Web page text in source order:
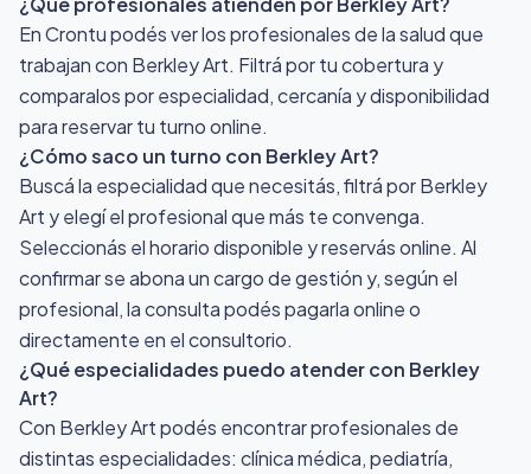
En Crontu podés ver los profesionales de la salud que
trabajan con Berkley Art. Filtrá por tu cobertura y
comparalos por especialidad, cercanía y disponibilidad
para reservar tu turno online.
¿Cómo saco un turno con Berkley Art?
Buscá la especialidad que necesitás, filtrá por Berkley
Art y elegí el profesional que más te convenga.
Seleccionás el horario disponible y reservás online. Al
confirmar se abona un cargo de gestión y, según el
profesional, la consulta podés pagarla online o
directamente en el consultorio.
¿Qué especialidades puedo atender con Berkley
Art?
Con Berkley Art podés encontrar profesionales de
distintas especialidades: clínica médica, pediatría,